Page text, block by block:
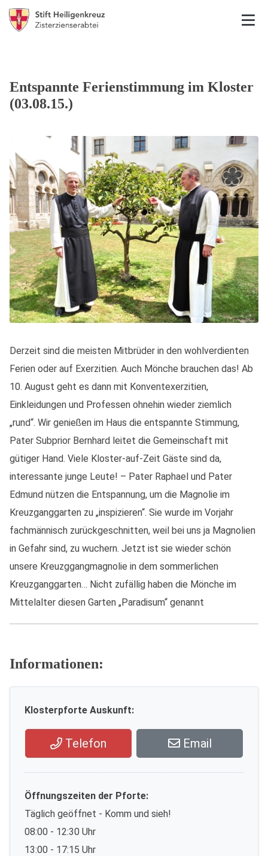
Entspannte Ferienstimmung im Kloster
(03.08.15.)
Derzeit sind die meisten Mitbrüder in den wohlverdienten
Ferien oder auf Exerzitien. Auch Mönche brauchen das! Ab
10. August geht es dann mit Konventexerzitien,
Einkleidungen und Professen ohnehin wieder ziemlich
„rund“. Wir genießen im Haus die entspannte Stimmung,
Pater Subprior Bernhard leitet die Gemeinschaft mit
gütiger Hand. Viele Kloster-auf-Zeit Gäste sind da,
interessante junge Leute! – Pater Raphael und Pater
Edmund nützen die Entspannung, um die Magnolie im
Kreuzganggarten zu „inspizieren“. Sie wurde im Vorjahr
fachmännisch zurückgeschnitten, weil bei uns ja Magnolien
in Gefahr sind, zu wuchern. Jetzt ist sie wieder schön
unsere Kreuzggangmagnolie in dem sommerlichen
Kreuzganggarten… Nicht zufällig haben die Mönche im
Mittelalter diesen Garten „Paradisum“ genannt
Informationen:
Klosterpforte Auskunft:
Telefon Email
Öffnungszeiten der Pforte:
Täglich geöffnet - Komm und sieh!
08:00 - 12:30 Uhr
13:00 - 17:15 Uhr